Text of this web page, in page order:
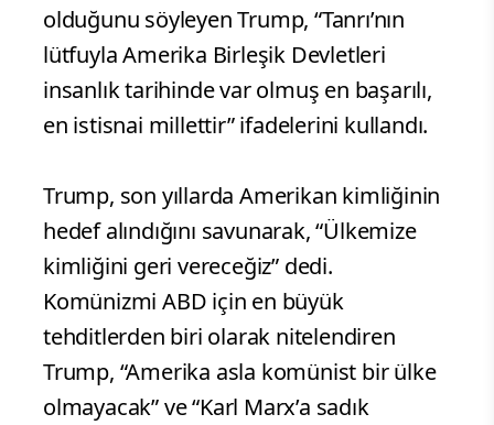
olduğunu söyleyen Trump, “Tanrı’nın
lütfuyla Amerika Birleşik Devletleri
insanlık tarihinde var olmuş en başarılı,
en istisnai millettir” ifadelerini kullandı.
Trump, son yıllarda Amerikan kimliğinin
hedef alındığını savunarak, “Ülkemize
kimliğini geri vereceğiz” dedi.
Komünizmi ABD için en büyük
tehditlerden biri olarak nitelendiren
Trump, “Amerika asla komünist bir ülke
olmayacak” ve “Karl Marx’a sadık